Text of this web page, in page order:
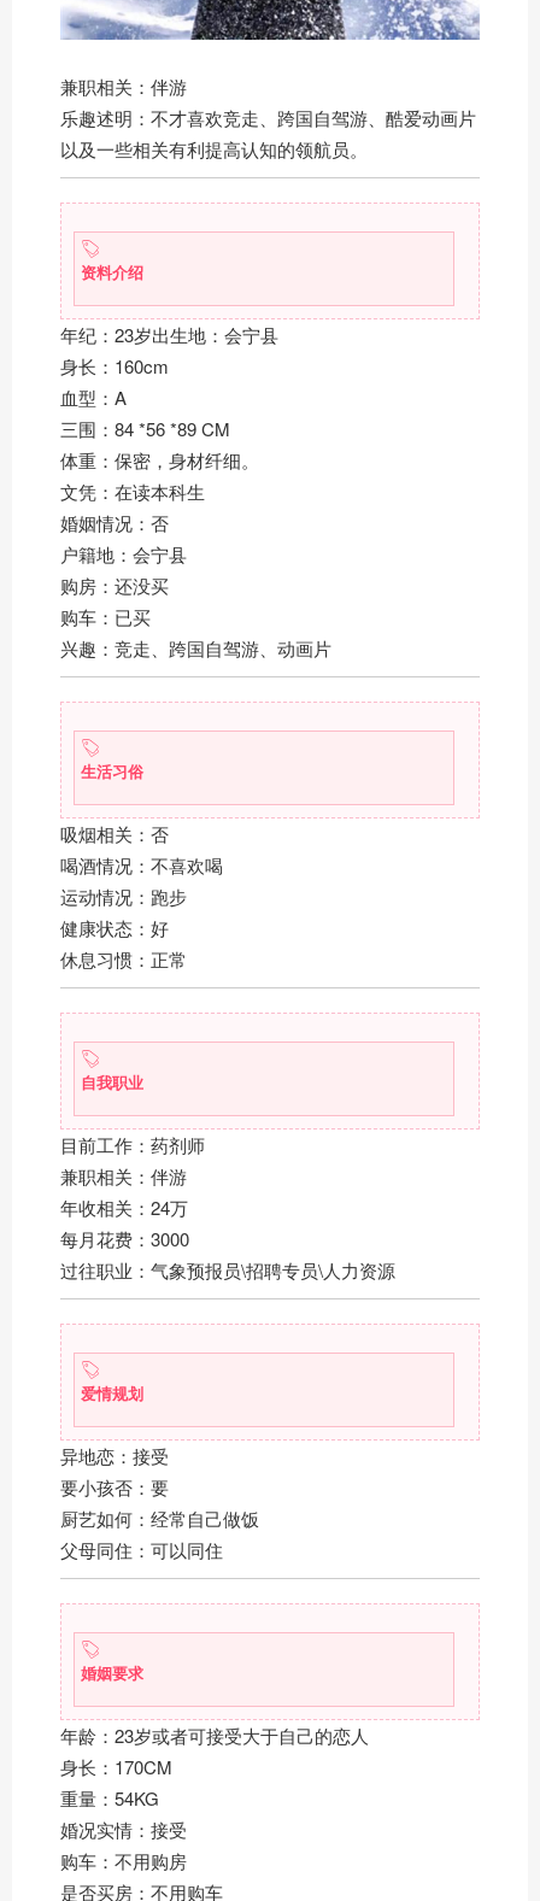
兼职相关：伴游
乐趣述明：不才喜欢竞走、跨国自驾游、酷爱动画片
以及一些相关有利提高认知的领航员。
资料介绍
年纪：23岁出生地：会宁县
身长：160cm
血型：A
三围：84 *56 *89 CM
体重：保密，身材纤细。
文凭：在读本科生
婚姻情况：否
户籍地：会宁县
购房：还没买
购车：已买
兴趣：竞走、跨国自驾游、动画片
生活习俗
吸烟相关：否
喝酒情况：不喜欢喝
运动情况：跑步
健康状态：好
休息习惯：正常
自我职业
目前工作：药剂师
兼职相关：伴游
年收相关：24万
每月花费：3000
过往职业：气象预报员\招聘专员\人力资源
爱情规划
异地恋：接受
要小孩否：要
厨艺如何：经常自己做饭
父母同住：可以同住
婚姻要求
年龄：23岁或者可接受大于自己的恋人
身长：170CM
重量：54KG
婚况实情：接受
购车：不用购房
是否买房：不用购车